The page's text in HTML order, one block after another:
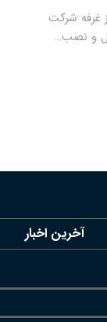
غرفه شرکت
و نصب…
آخرین اخبار